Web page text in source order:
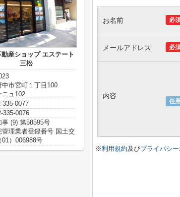
必
お名前
必
メールアドレス
任
内容
※利用規約及びプライバシ
産ショップ エステート
三松
中市宮町１丁目100
ニュ102
335-0077
335-0076
事 (9) 第58595号
管理業者登録番号 国土交
01）006988号